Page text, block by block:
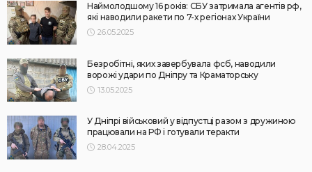
Наймолодшому 16 років: СБУ затримала агентів рф,
які наводили ракети по 7-х регіонах України
26.05.2025
Безробітні, яких завербувала фсб, наводили
ворожі удари по Дніпру та Краматорську
13.05.2025
У Дніпрі військовий у відпустці разом з дружиною
працювали на РФ і готували теракти
28.04.2025